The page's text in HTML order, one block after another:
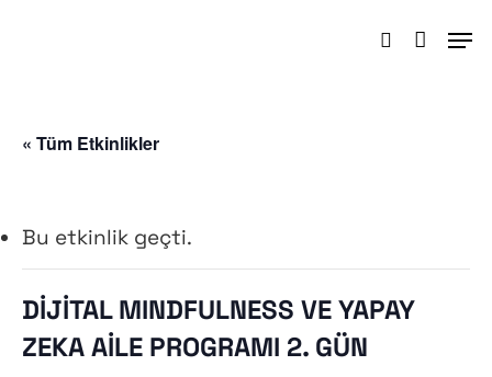
Hit enter to search or ESC to close
« Tüm Etkinlikler
Bu etkinlik geçti.
DİJİTAL MINDFULNESS VE YAPAY
ZEKA AİLE PROGRAMI 2. GÜN